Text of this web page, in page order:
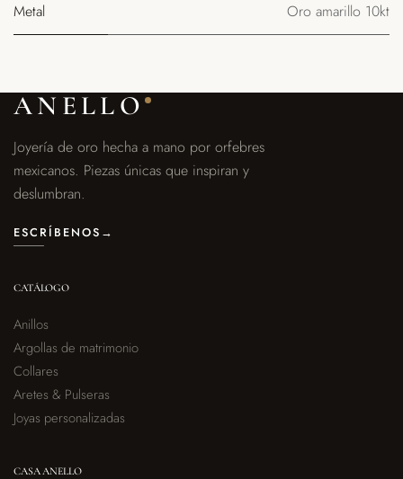
Metal Oro amarillo 10kt
ANELLO
Joyería de oro hecha a mano por orfebres
mexicanos. Piezas únicas que inspiran y
deslumbran.
ESCRÍBENOS →
CATÁLOGO
Anillos
Argollas de matrimonio
Collares
Aretes & Pulseras
Joyas personalizadas
CASA ANELLO